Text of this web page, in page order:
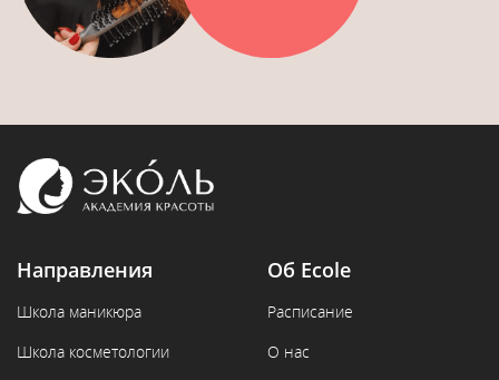
Направления
Школа маникюра
Школа косметологии
Об Ecole
Расписание
О нас